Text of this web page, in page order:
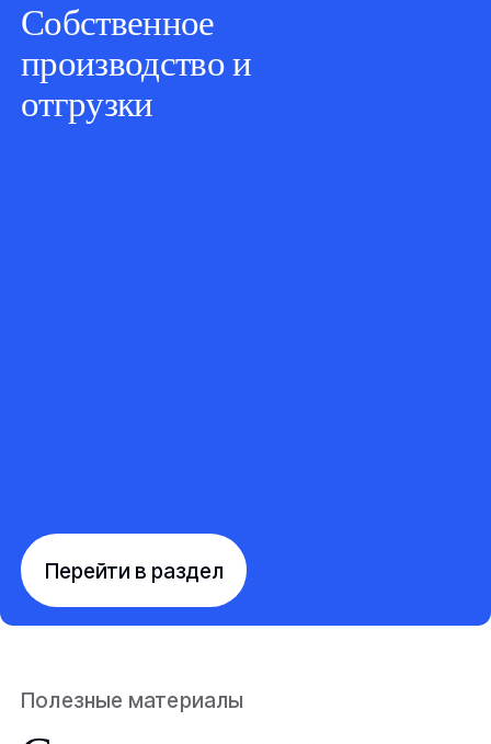
Собственное
производство и
отгрузки
Перейти в раздел
Полезные материалы